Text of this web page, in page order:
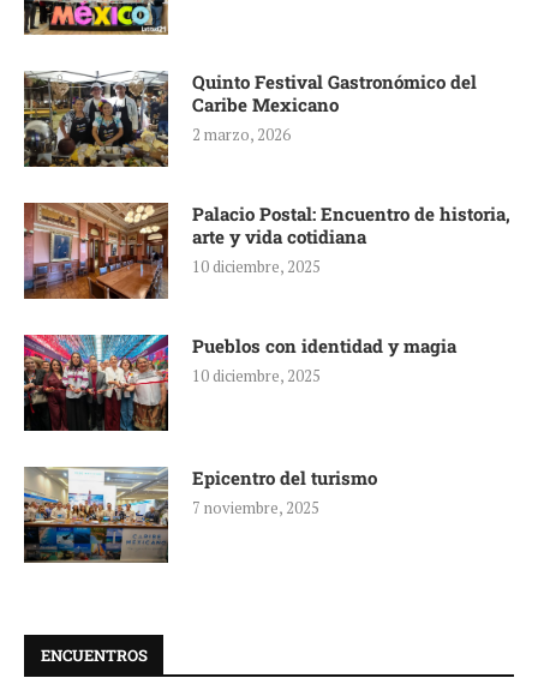
Quinto Festival Gastronómico del
Caribe Mexicano
2 marzo, 2026
Palacio Postal: Encuentro de historia,
arte y vida cotidiana
10 diciembre, 2025
Pueblos con identidad y magia
10 diciembre, 2025
Epicentro del turismo
7 noviembre, 2025
ENCUENTROS